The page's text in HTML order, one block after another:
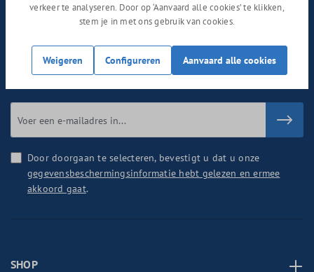
Abonneer nu op onze regelmatig verschijnende nieuwsbrief om
op de hoogte te blijven van de laatste producten en
Door doorgaan te selecteren, bevestigt u dat u onze
gegevensbeschermingsinformatie hebt gelezen en ermee
akkoord gaat.
SHOP
verkeer te analyseren. Door op ‘Aanvaard alle cookies’ te klikken,
stem je in met ons gebruik van cookies.
Weigeren Configureren Aanvaard alle cookies